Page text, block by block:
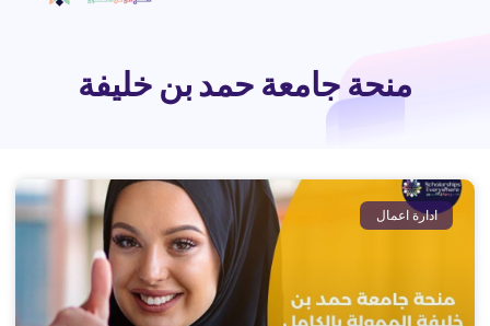
منحة جامعة حمد بن خليفة
ادارة اعمال